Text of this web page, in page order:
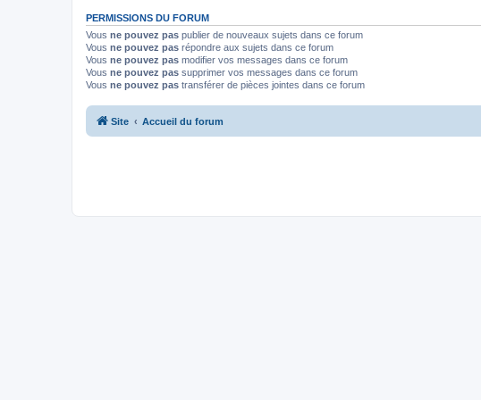
PERMISSIONS DU FORUM
Vous ne pouvez pas publier de nouveaux sujets dans ce forum
Vous ne pouvez pas répondre aux sujets dans ce forum
Vous ne pouvez pas modifier vos messages dans ce forum
Vous ne pouvez pas supprimer vos messages dans ce forum
Vous ne pouvez pas transférer de pièces jointes dans ce forum
Site Accueil du forum